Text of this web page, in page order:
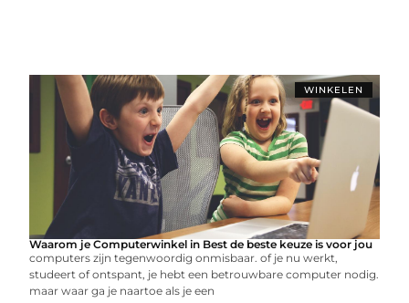
WINKELEN
Waarom je Computerwinkel in Best de beste keuze is voor jou
computers zijn tegenwoordig onmisbaar. of je nu werkt,
studeert of ontspant, je hebt een betrouwbare computer nodig.
maar waar ga je naartoe als je een